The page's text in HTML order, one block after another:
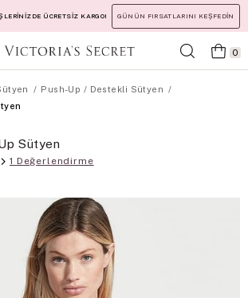
ÜCRETSİZ KARGO! GÜNÜN FIRSATLARINI KEŞFEDİN
0
Push-Up / Destekli Sütyen
Sütyen
1 Değerlendirme